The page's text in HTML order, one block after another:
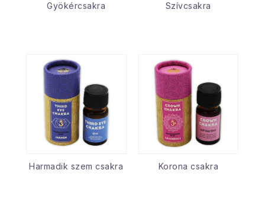
Gyökércsakra Szívcsakra
Harmadik szem csakra Korona csakra